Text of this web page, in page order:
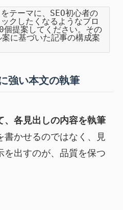
テーマに、SEO初心者の
クしたくなるようなブロ
個提案してください。その
に基づいた記事の構成案
強い本文の執筆
、各見出しの内容を執筆
書かせるのではなく、見
を出すのが、品質を保つ